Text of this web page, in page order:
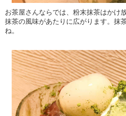
お茶屋さんならでは、粉末抹茶はかけ放
抹茶の風味があたりに広がります。抹
ね。